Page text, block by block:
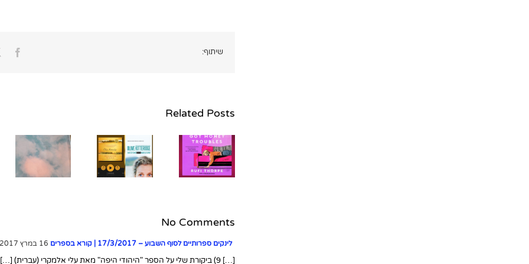
שיתוף:
Related Posts
כמה מילים
על הקריאה
ב-"מרגו
מחשבות
בעקבות
השליש
הראשון של
הספר
No Comments
לינקים ספרותיים לסוף השבוע – 17/3/2017 | קורא בספרים
[…] 9) ביקורת שלי על הספר "היהודי היפה" מאת עלי אלמקרי (עברית) […]